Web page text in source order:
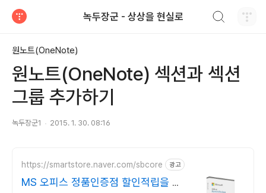
녹두장군 - 상상을 현실로
원노트(OneNote)
원노트(OneNote) 섹션과 섹션
그룹 추가하기
녹두장군1 2015. 1. 30. 08:16
https://smartstore.naver.com/sbcore 광고
MS 오피스 정품인증점 할인적립을 확